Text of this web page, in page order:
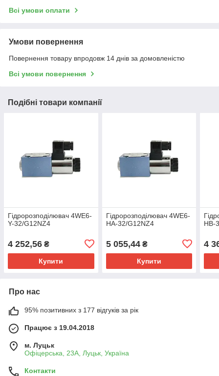
Всі умови оплати
Умови повернення
Повернення товару впродовж 14 днів за домовленістю
Всі умови повернення
Подібні товари компанії
Гідророзподілювач 4WE6-
Y-32/G12NZ4
4 252,56 ₴
Купити
Гідророзподілювач 4WE6-
HA-32/G12NZ4
5 055,44₴
Купити
HB-
4
Про нас
95% позитивних з 177 відгуків за рік
Працює з 19.04.2018
м. Луцьк
Офіцерська, 23А, Луцьк, Україна
Контакти